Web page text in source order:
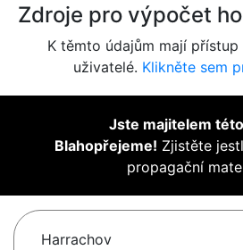
Zdroje pro výpočet
K těmto údajům mají
uživatelé. Klikněte sem
Jste majitelem
Blahopřejeme! Zjistěte
propagační
Harrachov